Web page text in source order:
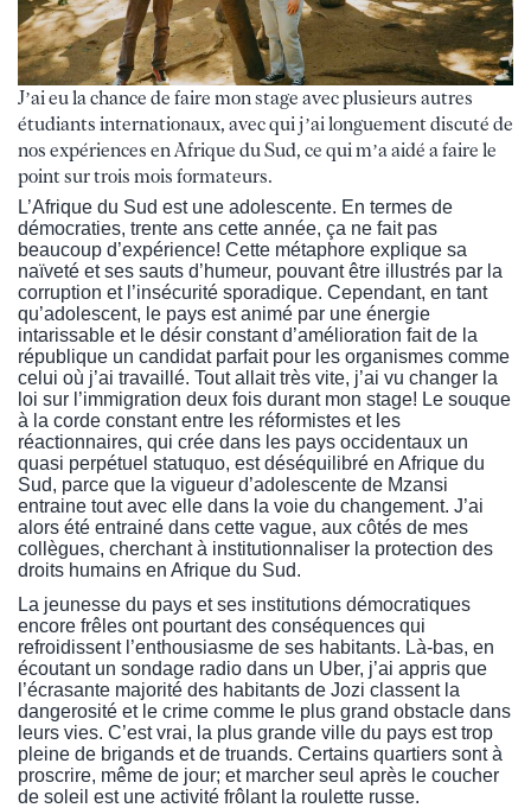
J’ai eu la chance de faire mon stage avec plusieurs autres
étudiants internationaux, avec qui j’ai longuement discuté de
nos expériences en Afrique du Sud, ce qui m’a aidé a faire le
point sur trois mois formateurs.
L’Afrique du Sud est une adolescente. En termes de
démocraties, trente ans cette année, ça ne fait pas
beaucoup d’expérience! Cette métaphore explique sa
naïveté et ses sauts d’humeur, pouvant être illustrés par la
corruption et l’insécurité sporadique. Cependant, en tant
qu’adolescent, le pays est animé par une énergie
intarissable et le désir constant d’amélioration fait de la
république un candidat parfait pour les organismes comme
celui où j’ai travaillé. Tout allait très vite, j’ai vu changer la
loi sur l’immigration deux fois durant mon stage! Le souque
à la corde constant entre les réformistes et les
réactionnaires, qui crée dans les pays occidentaux un
quasi perpétuel statuquo, est déséquilibré en Afrique du
Sud, parce que la vigueur d’adolescente de Mzansi
entraine tout avec elle dans la voie du changement. J’ai
alors été entrainé dans cette vague, aux côtés de mes
collègues, cherchant à institutionnaliser la protection des
droits humains en Afrique du Sud.
La jeunesse du pays et ses institutions démocratiques
encore frêles ont pourtant des conséquences qui
refroidissent l’enthousiasme de ses habitants. Là-bas, en
écoutant un sondage radio dans un Uber, j’ai appris que
l’écrasante majorité des habitants de Jozi classent la
dangerosité et le crime comme le plus grand obstacle dans
leurs vies. C’est vrai, la plus grande ville du pays est trop
pleine de brigands et de truands. Certains quartiers sont à
proscrire, même de jour; et marcher seul après le coucher
de soleil est une activité frôlant la roulette russe.